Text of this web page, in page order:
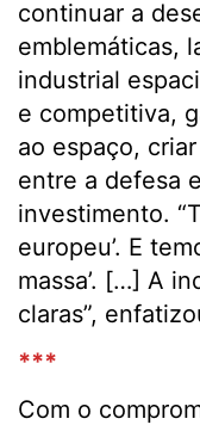
continuar a
emblemáticas,
industrial
e competitiva,
ao espaço,
entre a defesa
investimento.
europeu’. E
massa’. […] A
claras”,
***
Com o